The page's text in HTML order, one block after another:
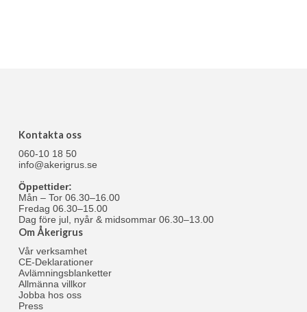
Kontakta oss
060-10 18 50
info@akerigrus.se
Öppettider:
Mån – Tor 06.30–16.00
Fredag 06.30–15.00
Dag före jul, nyår & midsommar 06.30–13.00
Om Åkerigrus
Vår verksamhet
CE-Deklarationer
Avlämningsblanketter
Allmänna villkor
Jobba hos oss
Press